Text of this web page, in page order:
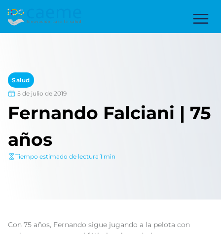
Salud
5 de julio de 2019
Fernando Falciani | 75
años
Tiempo estimado de lectura 1 min
Con 75 años, Fernando sigue jugando a la pelota con